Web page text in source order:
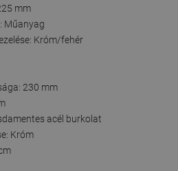
mm
Műanyag
Króm/fehér
230 mm
acél burkolat
Króm